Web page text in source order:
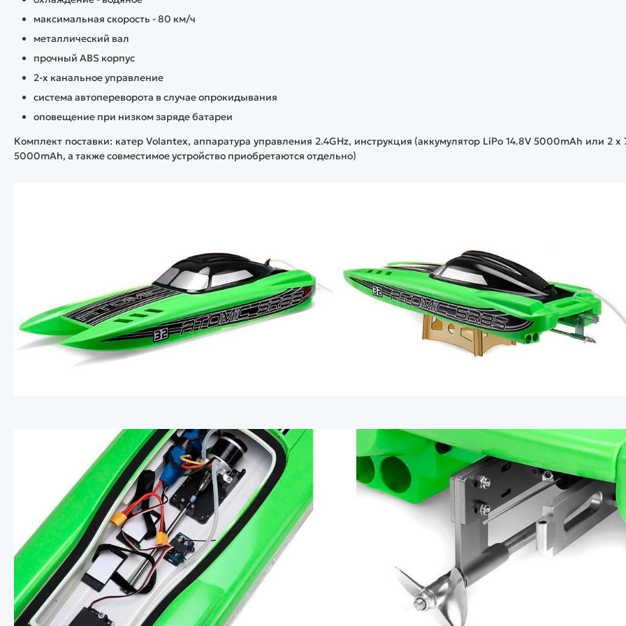
максимальная скорость - 80 км/ч
металлический вал
прочный ABS корпус
2-х канальное управление
система автопереворота в случае опрокидывания
оповещение при низком заряде батареи
Комплект поставки: катер Volantex, аппаратура управления 2.4GHz, инструкция (аккумулятор LiPo 14.8V 5000mAh или 2 x
5000mAh, а также совместимое устройство приобретаются отдельно)